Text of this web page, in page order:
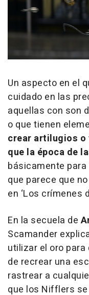
Un aspecto en el
cuidado en las
aquellas con son
o que tienen
crear artilugios o
que la época de
básicamente
que parece que
en ‘Los crímenes
En la secuela de
Scamander
utilizar el oro
de recrear una
rastrear a
que los Nifflers